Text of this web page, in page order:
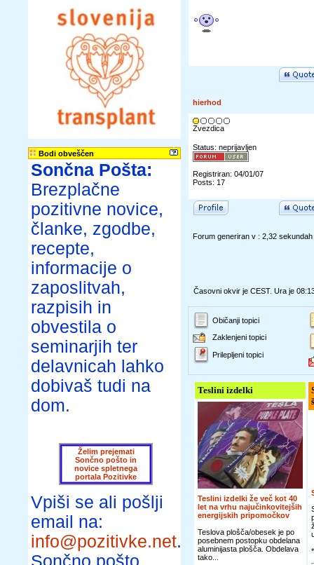
Bodi obveščen
Sončna Pošta:
Brezplačne
pozitivne novice,
članke, zgodbe,
recepte,
informacije o
zaposlitvah,
razpisih in
obvestila o
seminarjih ter
delavnicah lahko
dobivaš tudi na
dom.
Želim prejemati
Sončno pošto in
novice spletnega
portala Pozitivke
Vpiši se ali pošlji
email na:
info@pozitivke.net.
Sončno pošto
hierhod
Zvezdica
Status: neprijavljen
Registriran: 04/01/07
Posts: 17
Forum generiran v : 2,32 sekundah
Časovni okvir je CEST. Ura je
Običanji topici
Zaklenjeni topici
Prilepljeni topici
Teslini izdelki
Teslini izdelki že več kot 40
let na vrhu najučinkovitejših
energijskih pripomočkov
Teslova plošča/obesek je po
posebnem postopku obdelana
aluminijasta plošča. Obdelava
tako...